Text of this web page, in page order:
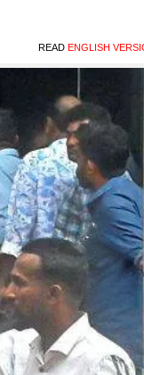
READ ENGLISH